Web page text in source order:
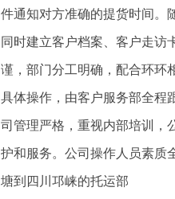
件通知对方准确的提货时间。
同时建立客户档案、客户走访
谨，部门分工明确，配合环环
具体操作，由客户服务部全程
司管理严格，重视内部培训，
护和服务。公司操作人员素质
塘到四川邛崃的托运部